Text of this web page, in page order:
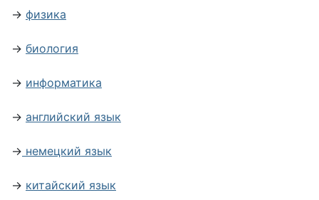
→ физика
→ биология
→ информатика
→ английский язык
→ немецкий язык
→ китайский язык